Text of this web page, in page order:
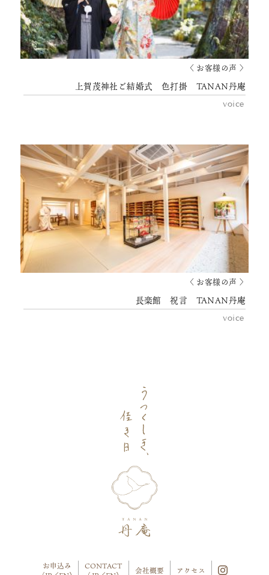
〈 お客様の声 〉
上賀茂神社ご結婚式 色打掛 TANAN丹庵
voice
〈 お客様の声 〉
長楽館 祝言 TANAN丹庵
voice
お申込み
CONTACT
会社概要 アクセス